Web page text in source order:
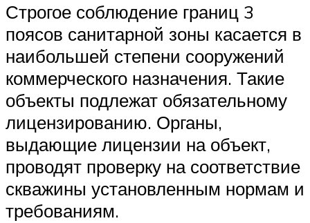
Строгое соблюдение границ 3
поясов санитарной зоны касается в
наибольшей степени сооружений
коммерческого назначения. Такие
объекты подлежат обязательному
лицензированию. Органы,
выдающие лицензии на объект,
проводят проверку на соответствие
скважины установленным нормам и
требованиям.